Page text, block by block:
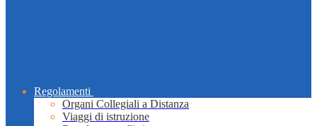
Regolamenti
Organi Collegiali a Distanza
Viaggi di istruzione